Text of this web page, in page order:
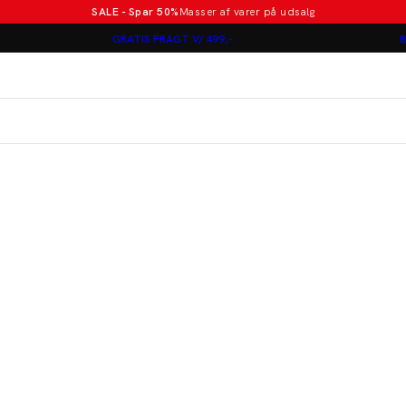
SALE - Spar 50%Masser af varer på udsalg
GRATIS FRAGT V/ 499,-Poloer i nye farver
Jakkesæt fra 1499 kr.
Lindbergh